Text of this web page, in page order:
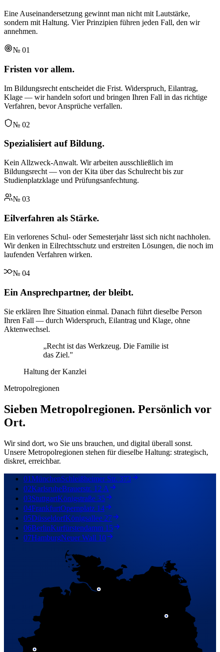
Eine Auseinandersetzung gewinnt man nicht mit Lautstärke,
sondern mit Haltung. Vier Prinzipien führen jeden Fall, den wir
annehmen.
№ 01
Fristen vor allem.
Im Bildungsrecht entscheidet die Frist. Widerspruch, Eilantrag,
Klage — wir handeln sofort und bringen Ihren Fall in das richtige
Verfahren, bevor Ansprüche verfallen.
№ 02
Spezialisiert auf Bildung.
Kein Allzweck-Anwalt. Wir arbeiten ausschließlich im
Bildungsrecht — von der Kita über das Schulrecht bis zur
Studienplatzklage und Prüfungsanfechtung.
№ 03
Eilverfahren als Stärke.
Ein verlorenes Schul- oder Semesterjahr lässt sich nicht nachholen.
Wir denken in Eilrechtsschutz und erstreiten Lösungen, die noch im
laufenden Verfahren wirken.
№ 04
Ein Ansprechpartner, der bleibt.
Sie erklären Ihre Situation einmal. Danach führt dieselbe Person
Ihren Fall — durch Widerspruch, Eilantrag und Klage, ohne
Aktenwechsel.
„Recht ist das Werkzeug. Die Familie ist
das Ziel."
Haltung der Kanzlei
Metropolregionen
Sieben Metropolregionen. Persönlich vor
Ort.
Wir sind dort, wo Sie uns brauchen, und digital überall sonst.
Unsere Metropolregionen stehen für dieselbe Haltung: strategisch,
diskret, erreichbar.
01MünchenSchleißheimer Str. 373
02KarlsruheBrauerstr. 12 A
03StuttgartKönigstraße 35
04FrankfurtOpernplatz 14
05DüsseldorfKönigsallee 27
06BerlinKurfürstendamm 15
07HamburgNeuer Wall 10